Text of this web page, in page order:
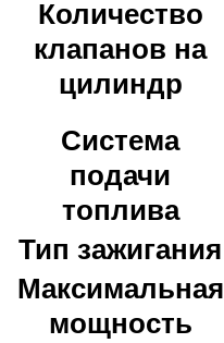
Количество
клапанов на
цилиндр
Система
подачи
топлива
Тип зажигания
Максимальная
мощность